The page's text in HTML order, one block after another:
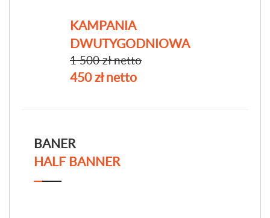
KAMPANIA
DWUTYGODNIOWA
1 500 zł netto
450 zł netto
BANER
HALF BANNER